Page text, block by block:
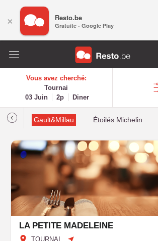
Vous avez cherché:
Tournai
03 Juin
2p Diner
Gault&Millau Étoilés Michelin
LA PETITE MADELEINE
TOURNAI
× Resto.be
Gratuite - Google Play